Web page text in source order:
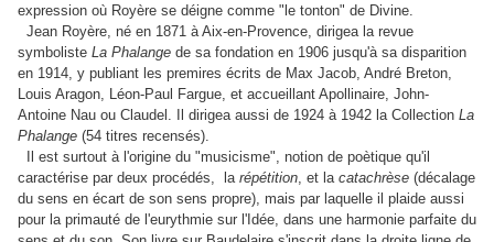
expression où Royère se déigne comme "le tonton" de Divine.
Jean Royère, né en 1871 à Aix-en-Provence, dirigea la revue
symboliste La Phalange de sa fondation en 1906 jusqu'à sa disparition
en 1914, y publiant les premires écrits de Max Jacob, André Breton,
Louis Aragon, Léon-Paul Fargue, et accueillant Apollinaire, John-
Antoine Nau ou Claudel. Il dirigea aussi de 1924 à 1942 la Collection La
Phalange (54 titres recensés).
Il est surtout à l'origine du "musicisme", notion de poètique qu'il
caractérise par deux procédés, la répétition, et la catachrèse (décalage
du sens en écart de son sens propre), mais par laquelle il plaide aussi
pour la primauté de l'eurythmie sur l'Idée, dans une harmonie parfaite du